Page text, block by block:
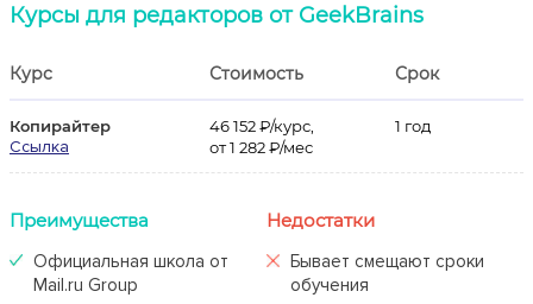
Курсы для редакторов от GeekBrains
Курс Стоимость Срок
Копирайтер
Ссылка
46 152 ₽/курс,
от 1 282 ₽/мес
1 год
Преимущества
Официальная школа от
Mail.ru Group
Недостатки
Бывает смещают сроки
обучения